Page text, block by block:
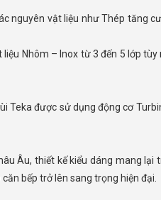
bếp trở lên sang trọng hiện đại.